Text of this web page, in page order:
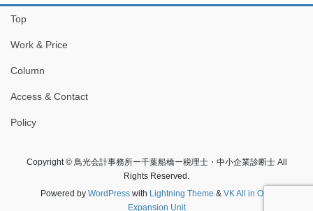
Top
Work & Price
Column
Access & Contact
Policy
Copyright © 鳥光会計事務所ー千葉船橋ー税理士・中小企業診断士 All
Rights Reserved.
Powered by WordPresswith Lightning Theme & VK All in One
Expansion Unit